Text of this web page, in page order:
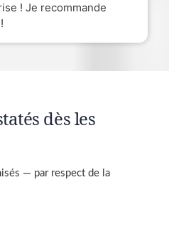
! Je recommande
dès les
— par respect de la